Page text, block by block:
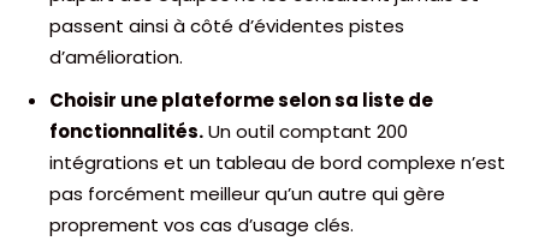
passent ainsi à côté d’évidentes pistes
d’amélioration.
Choisir une plateforme selon sa liste de
fonctionnalités.Un outil comptant 200
intégrations et un tableau de bord complexe n’est
pas forcément meilleur qu’un autre qui gère
proprement vos cas d’usage clés.